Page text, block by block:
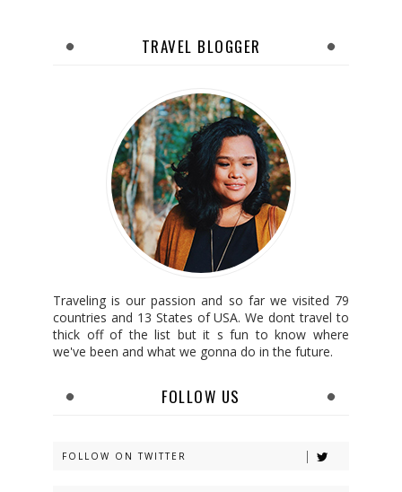
TRAVEL BLOGGER
Traveling is our passion and so far we visited 79
countries and 13 States of USA. We dont travel to
thick off of the list but it s fun to know where
we've been and what we gonna do in the future.
FOLLOW US
FOLLOW ON TWITTER